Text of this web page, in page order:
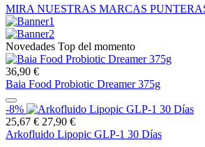
MIRA NUESTRAS MARCAS
Novedades Top del momento
36,90 €
Baia Food Probiotic Dreamer 375g
-8%
25,67 € 27,90 €
Arkofluido Lipopic GLP-1 30 Días